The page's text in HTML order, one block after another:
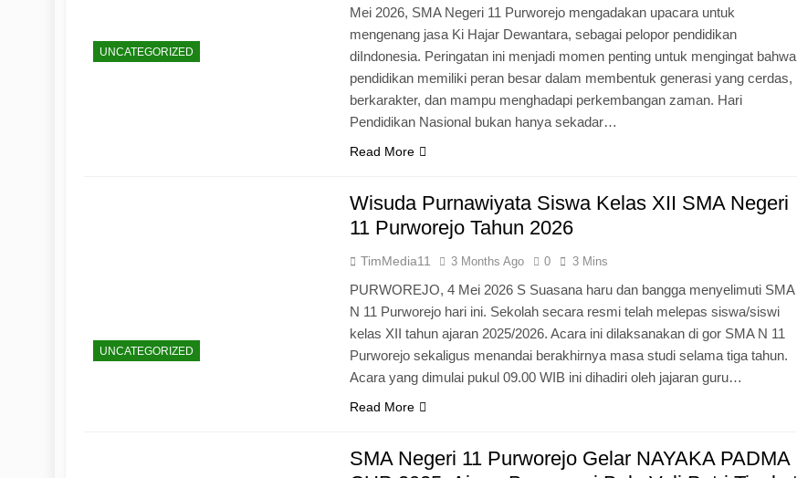
UNCATEGORIZED
Mei 2026, SMA Negeri 11 Purworejo mengadakan upacara untuk
mengenang jasa Ki Hajar Dewantara, sebagai pelopor pendidikan
diIndonesia. Peringatan ini menjadi momen penting untuk mengingat bahwa
pendidikan memiliki peran besar dalam membentuk generasi yang cerdas,
berkarakter, dan mampu menghadapi perkembangan zaman. Hari
Pendidikan Nasional bukan hanya sekadar…
Read More
UNCATEGORIZED
Wisuda Purnawiyata Siswa Kelas XII SMA Negeri
11 Purworejo Tahun 2026
TimMedia11 3 Months Ago 0 3 Mins
PURWOREJO, 4 Mei 2026 S Suasana haru dan bangga menyelimuti SMA
N 11 Purworejo hari ini. Sekolah secara resmi telah melepas siswa/siswi
kelas XII tahun ajaran 2025/2026. Acara ini dilaksanakan di gor SMA N 11
Purworejo sekaligus menandai berakhirnya masa studi selama tiga tahun.
Acara yang dimulai pukul 09.00 WIB ini dihadiri oleh jajaran guru…
Read More
SMA Negeri 11 Purworejo Gelar NAYAKA PADMA